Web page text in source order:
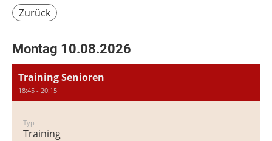
Zurück
Montag 10.08.2026
Training Senioren
18:45 - 20:15
Typ
Training